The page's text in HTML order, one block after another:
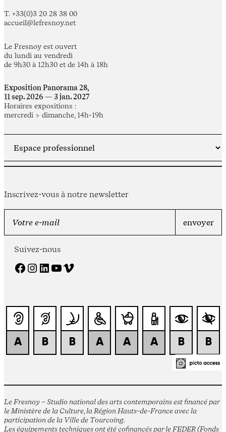
T. +33(0)3 20 28 38 00
accueil@lefresnoy.net
Le Fresnoy est ouvert
du lundi au vendredi
de 9h30 à 12h30 et de 14h à 18h
Exposition Panorama 28,
11 sep. 2026 — 3 jan. 2027
Horaires expositions :
mercredi > dimanche, 14h-19h
Inscrivez-vous à notre newsletter
Suivez-nous
Facebook Instagram LinkedIn YouTube Vimeo
Le Fresnoy – Studio national des arts contemporains est financé par
le Ministère de la Culture, la Région Hauts-de-France avec la
participation de la Ville de Tourcoing.
Les équipements techniques ont été cofinancés par le FEDER (Fonds